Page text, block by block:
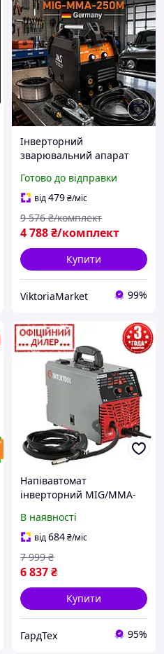
Інверторний
зварювальний апарат
зварювання
(Зварювальний
напівавтомат) Потужний
зварювальний інвертор
для дому
Готово до відправки
від479₴/міс
4 788₴/комплект
9 576 ₴/комплект
Купити
ViktoriaMarket 99%
Напівавтомат
інверторний MIG/MMA-
4010 (230 В, 20-160 А)
зварювальний
напівавтомат для дому та
дачі
В наявності
від684₴/міс
6 837₴
7 999 ₴
Купити
ГардТех 95%